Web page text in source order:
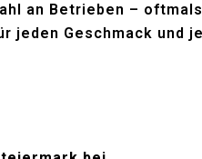
an Betrieben –
jeden Geschmack und